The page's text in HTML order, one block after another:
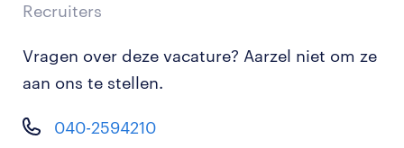
Recruiters
Vragen over deze vacature? Aarzel niet om ze
aan ons te stellen.
040-2594210